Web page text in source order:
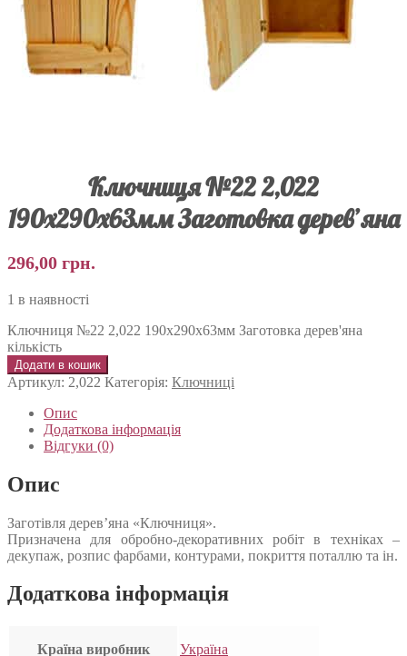
Ключниця №22 2,022
190х290х63мм Заготовка дерев’яна
296,00 грн.
1 в наявності
Ключниця №22 2,022 190х290х63мм Заготовка дерев'яна
кількість
Додати в кошик
Артикул: 2,022 Категорія: Ключниці
Опис
Додаткова інформація
Відгуки (0)
Опис
Заготівля дерев’яна «Ключниця».
Призначена для обробно-декоративних робіт в техніках –
декупаж, розпис фарбами, контурами, покриття поталлю та ін.
Додаткова інформація
Країна виробник Україна